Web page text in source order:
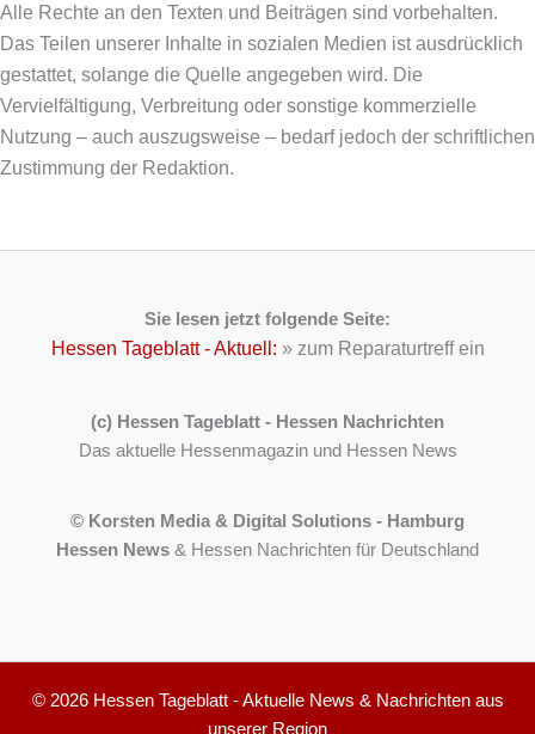
Alle Rechte an den Texten und Beiträgen sind vorbehalten.
Das Teilen unserer Inhalte in sozialen Medien ist ausdrücklich
gestattet, solange die Quelle angegeben wird. Die
Vervielfältigung, Verbreitung oder sonstige kommerzielle
Nutzung – auch auszugsweise – bedarf jedoch der schriftlichen
Zustimmung der Redaktion.
Sie lesen jetzt folgende Seite:
Hessen Tageblatt - Aktuell: » zum Reparaturtreff ein
(c) Hessen Tageblatt - Hessen Nachrichten
Das aktuelle Hessenmagazin und Hessen News
© Korsten Media & Digital Solutions - Hamburg
Hessen News & Hessen Nachrichten für Deutschland
© 2026 Hessen Tageblatt - Aktuelle News & Nachrichten aus
unserer Region